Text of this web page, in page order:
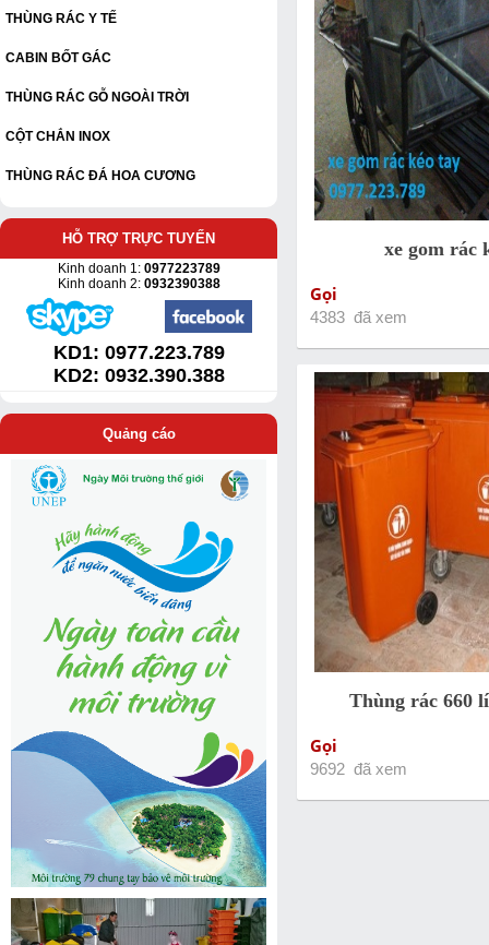
THÙNG RÁC Y TẾ
CABIN BỐT GÁC
THÙNG RÁC GỖ NGOÀI TRỜI
CỘT CHẮN INOX
THÙNG RÁC ĐÁ HOA CƯƠNG
HỖ TRỢ TRỰC TUYẾN
Kinh doanh 1:0977223789
Kinh doanh 2: 0932390388
KD1: 0977.223.789
KD2: 0932.390.388
Quảng cáo
xe gom rác
Gọi
4383 đã xem
Thùng rác 660
Gọi
9692 đã xem